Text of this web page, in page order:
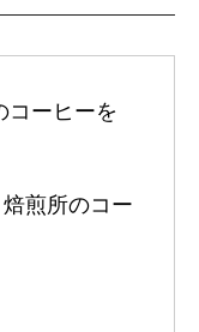
コーヒーを
煎所のコー